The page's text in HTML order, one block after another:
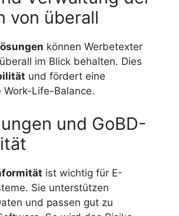
von überall
können Werbetexter
im Blick behalten. Dies
und fördert eine
Work-Life-Balance.
und GoBD-
ist wichtig für E-
Sie unterstützen
und passen gut zu